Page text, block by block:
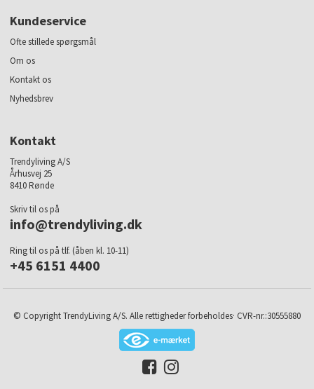
Kundeservice
Ofte stillede spørgsmål
Om os
Kontakt os
Nyhedsbrev
Kontakt
Trendyliving A/S
Århusvej 25
8410 Rønde
Skriv til os på
info@trendyliving.dk
Ring til os på tlf. (åben kl. 10-11)
+45 6151 4400
© Copyright TrendyLiving A/S. Alle rettigheder forbeholdes· CVR-nr.:30555880